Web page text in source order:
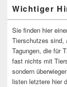
Wichtiger
Sie finden hier
Tierschutzes sind,
Tagungen, die für
fast nichts mit
sondern
listen letztere hier